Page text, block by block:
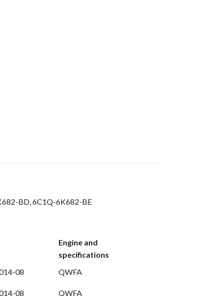
BD,6C1Q-6K682-BE
Engine and
specifications
08 QWFA
08 QWFA